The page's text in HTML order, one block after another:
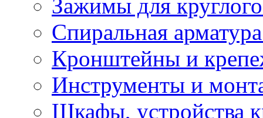
Зажимы для
Спиральная
Кронштейны и
Инструменты и
Шкафы, устройства